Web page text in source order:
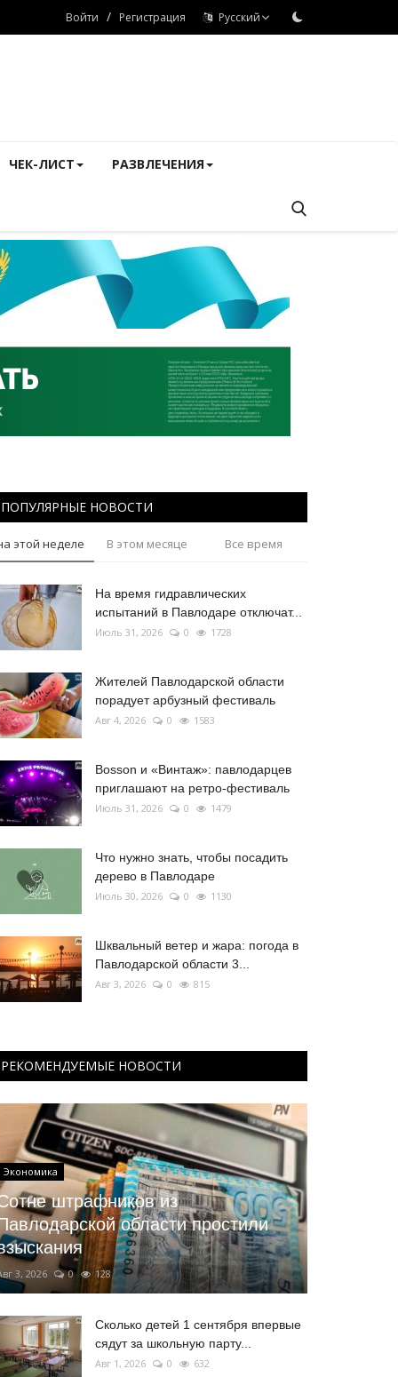
Войти / Регистрация Русский
ЧЕК-ЛИСТ РАЗВЛЕЧЕНИЯ
ПОПУЛЯРНЫЕ НОВОСТИ
этой неделе В этом месяце Все время
На время гидравлических
испытаний в Павлодаре отключат...
Июль 31, 2026 0 1728
Жителей Павлодарской области
порадует арбузный фестиваль
Авг 4, 2026 0 1583
Bosson и «Винтаж»: павлодарцев
приглашают на ретро-фестиваль
Июль 31, 2026 0 1479
Что нужно знать, чтобы посадить
дерево в Павлодаре
Июль 30, 2026 0 1130
Шквальный ветер и жара: погода в
Павлодарской области 3...
Авг 3, 2026 0 815
РЕКОМЕНДУЕМЫЕ НОВОСТИ
Экономика
штрафников из
области простили
3, 2026 0 128
Сколько детей 1 сентября впервые
сядут за школьную парту...
Авг 1, 2026 0 632